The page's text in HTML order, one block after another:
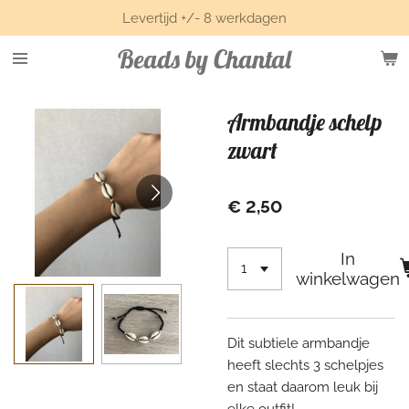
direct
naar
hoofdinhoud
Beads by Chantal
Levertijd +/- 8 werkdagen
Armbandje schelp
zwart
€ 2,50
In
winkelwagen
Dit subtiele armbandje
heeft slechts 3 schelpjes
en staat daarom leuk bij